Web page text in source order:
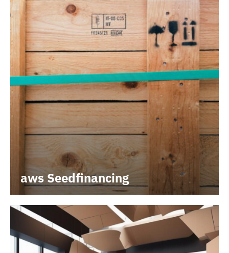
aws Seedfinancing